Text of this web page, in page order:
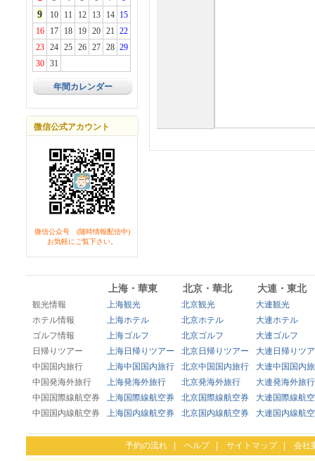
9 10 11 12 13 14
15
16
17 18 19 20 21 22
23
24 25 26 27 28 29
30
31
年間カレンダー
微信公式アカウント
微信公众号 (随時情報配信中)
お気軽にご覧下さい。
上海・華東 北京・華北 大連・東北
観光情報 上海観光 北京観光
大連観光
ホテル情報
上海ホテル 北京ホテル
大連ホテル
ゴルフ情報
上海ゴルフ 北京ゴルフ
大連ゴルフ
日帰りツアー
上海日帰りツアー 北京日帰りツアー
大連日帰りツ
中国国内旅行
上海中国国内旅行 北京中国国内旅行
大連中国国内
中国発海外旅行
上海発海外旅行 北京発海外旅行
大連発海外旅行
中国国際線航空券
上海国際線航空券 北京国際線航空券
大連国際線航
中国国内線航空券
上海国内線航空券 北京国内線航空券 大連国内線航
予約の流れ ヘルプ| サイトマップ| 会社